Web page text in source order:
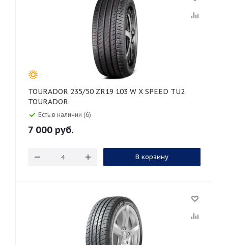
TOURADOR 235/50 ZR19 103 W X SPEED TU2
TOURADOR
Есть в наличии (6)
7 000 руб.
В корзину